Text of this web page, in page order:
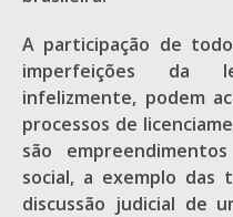
A participação de
imperfeições da
infelizmente, podem
processos de
são
social, a exemplo das
discussão judicial de